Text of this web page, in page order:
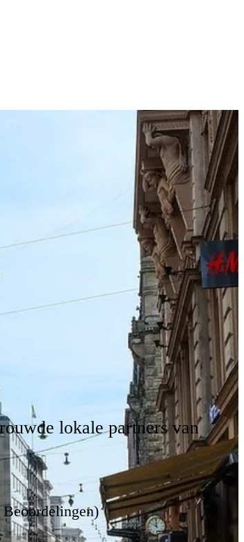
lokale partners van